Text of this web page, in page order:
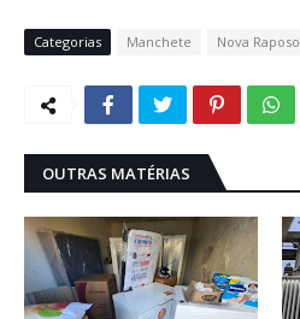
Categorias Manchete Nova Raposo
OUTRAS MATÉRIAS